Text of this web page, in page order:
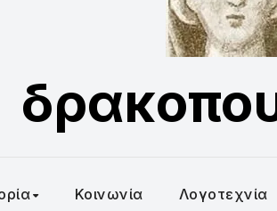
Κοινωνία Λογοτεχνία